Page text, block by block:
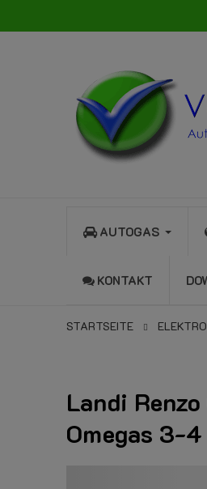
AUTOGAS
KONTAKT
STARTSEITE ELEKTRO
Landi
Omegas 3-